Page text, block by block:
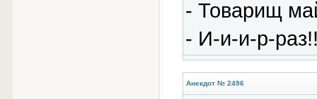
- Товарищ
- И-и-и-р-
Анекдот № 2496